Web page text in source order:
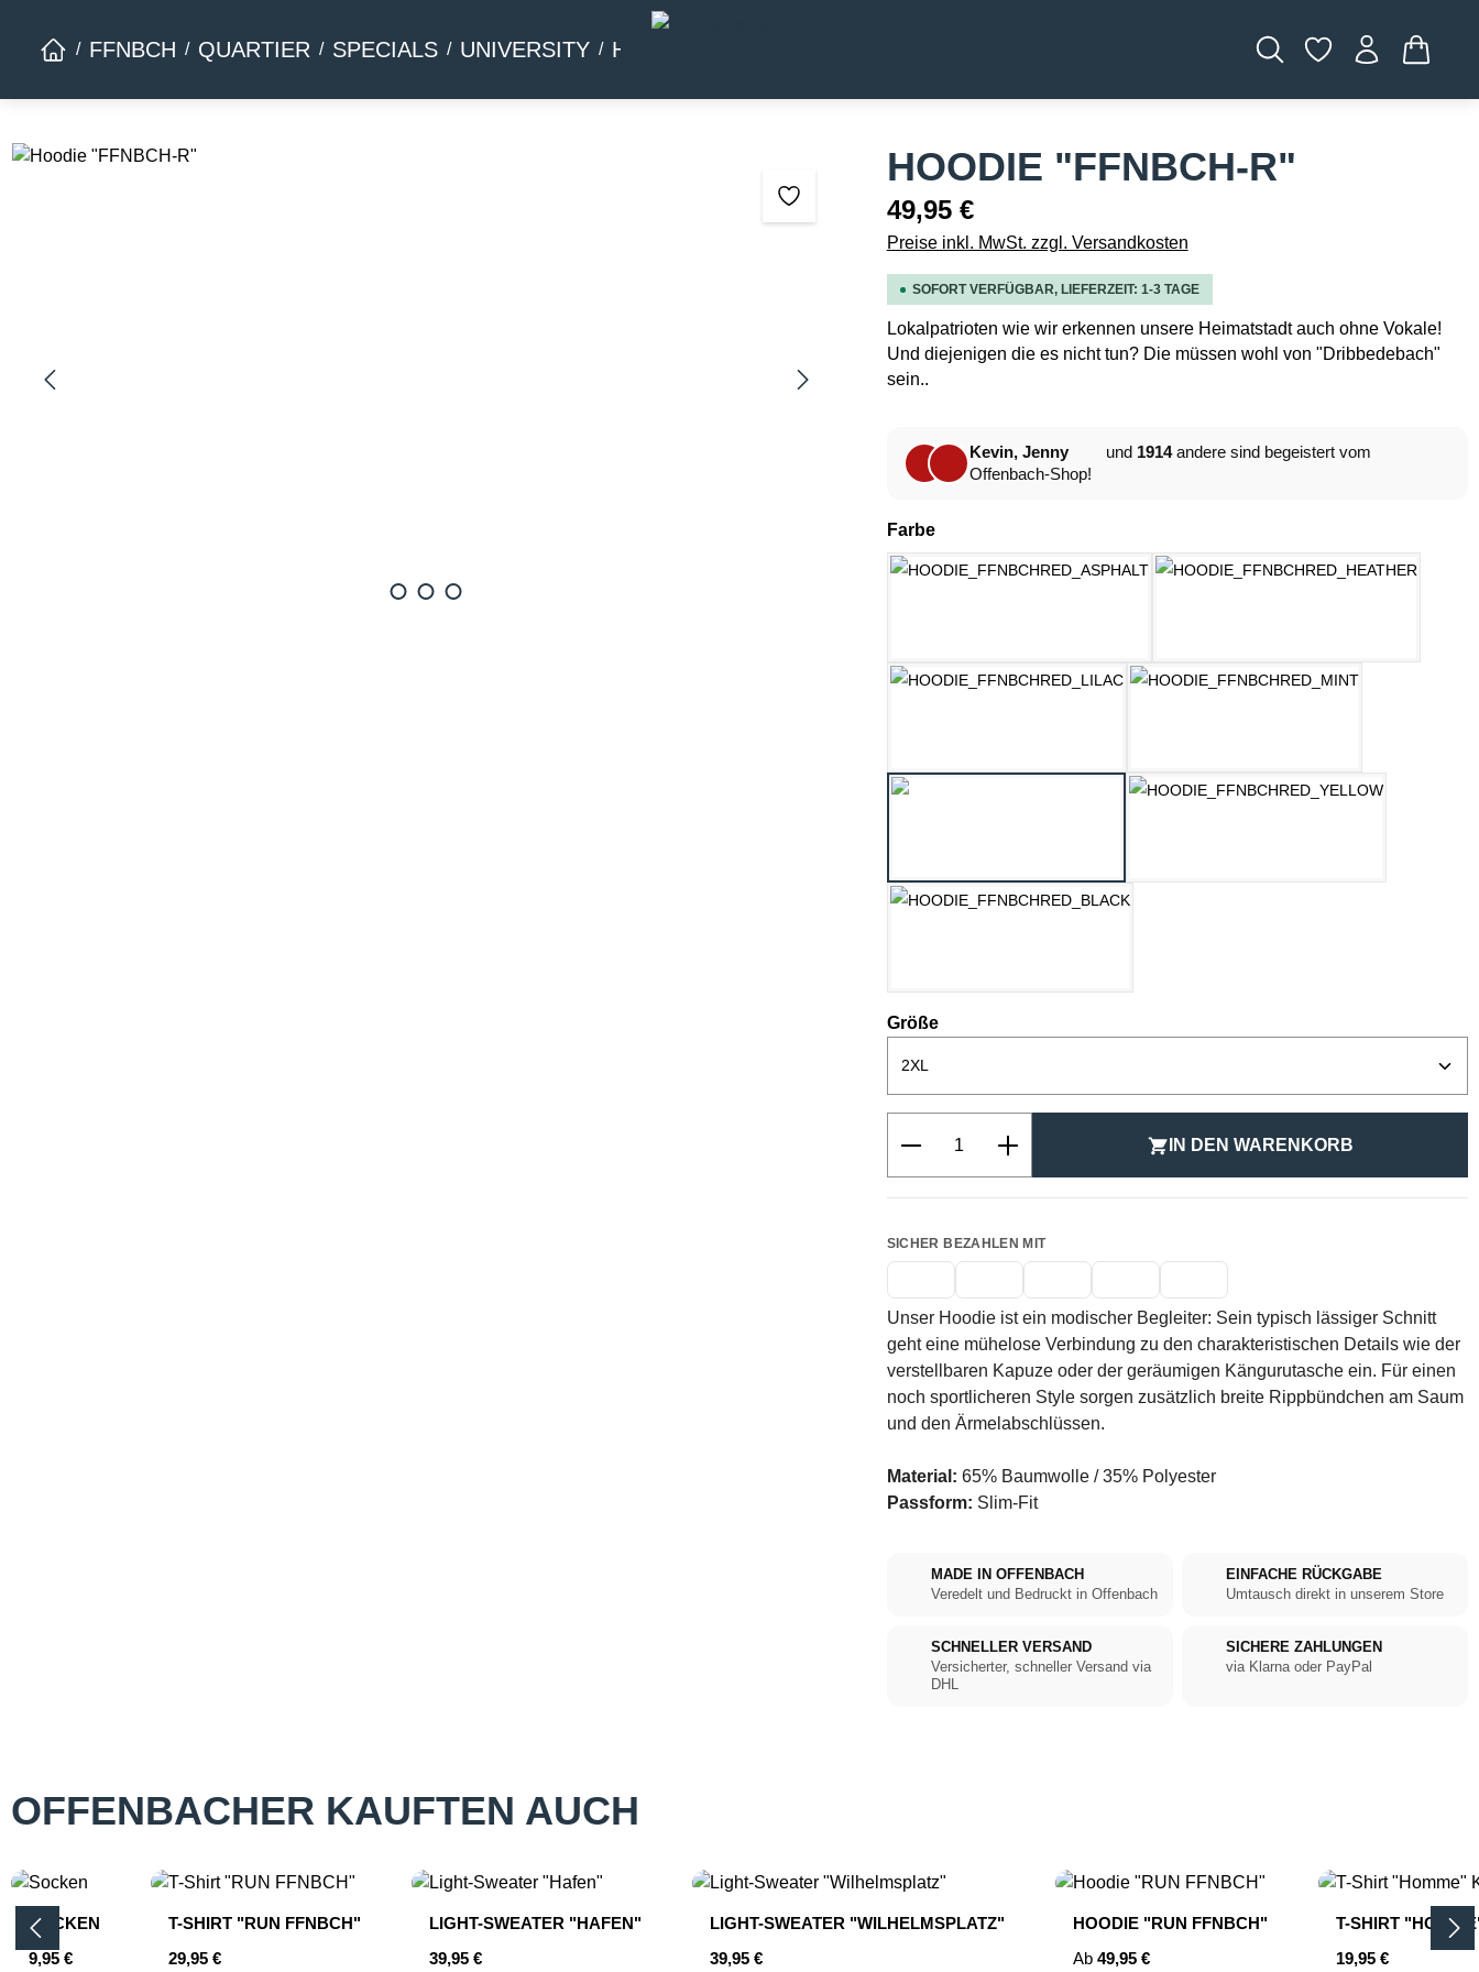
FFNBCH QUARTIER SPECIALS UNIVERSITY HOMMAGE
Bildergalerie überspringen HOODIE "FFNBCH-R"
49,95 €
Preise inkl. MwSt. zzgl. Versandkosten
SOFORT VERFÜGBAR, LIEFERZEIT: 1-3 TAGE
Lokalpatrioten wie wir erkennen unsere Heimatstadt auch ohne Vokale!
Und diejenigen die es nicht tun? Die müssen wohl von "Dribbedebach"
sein..
Kevin, Jenny und 1914andere sind begeistert vom
Offenbach-Shop!
Farbeauswählen
Größeauswählen
Produkt Anzahl: Gib den gewünschten Wert ein
IN DEN WARENKORB
SICHER BEZAHLEN MIT
Unser Hoodie ist ein modischer Begleiter: Sein typisch lässiger Schnitt
geht eine mühelose Verbindung zu den charakteristischen Details wie der
verstellbaren Kapuze oder der geräumigen Kängurutasche ein. Für einen
noch sportlicheren Style sorgen zusätzlich breite Rippbündchen am Saum
und den Ärmelabschlüssen.
Material: 65% Baumwolle / 35% Polyester
Passform: Slim-Fit
MADE IN OFFENBACH
Veredelt und Bedruckt in Offenbach
EINFACHE RÜCKGABE
Umtausch direkt in unserem Store
SCHNELLER VERSAND
Versicherter, schneller Versand via
DHL
SICHERE ZAHLUNGEN
via Klarna oder PayPal
OFFENBACHER KAUFTEN AUCH
Produktgalerie überspringen
SOCKEN
Regulärer Preis:
9,95 €
T-SHIRT "RUN FFNBCH"
Regulärer Preis:
29,95 €
LIGHT-SWEATER "HAFEN"
Regulärer Preis:
39,95 €
LIGHT-SWEATER "WILHELMSPLATZ"
Regulärer Preis:
39,95 €
HOODIE "RUN FFNBCH"
Regulärer Preis:
Ab 49,95 €
T-SHIRT
Regulärer Preis:
19,95 €